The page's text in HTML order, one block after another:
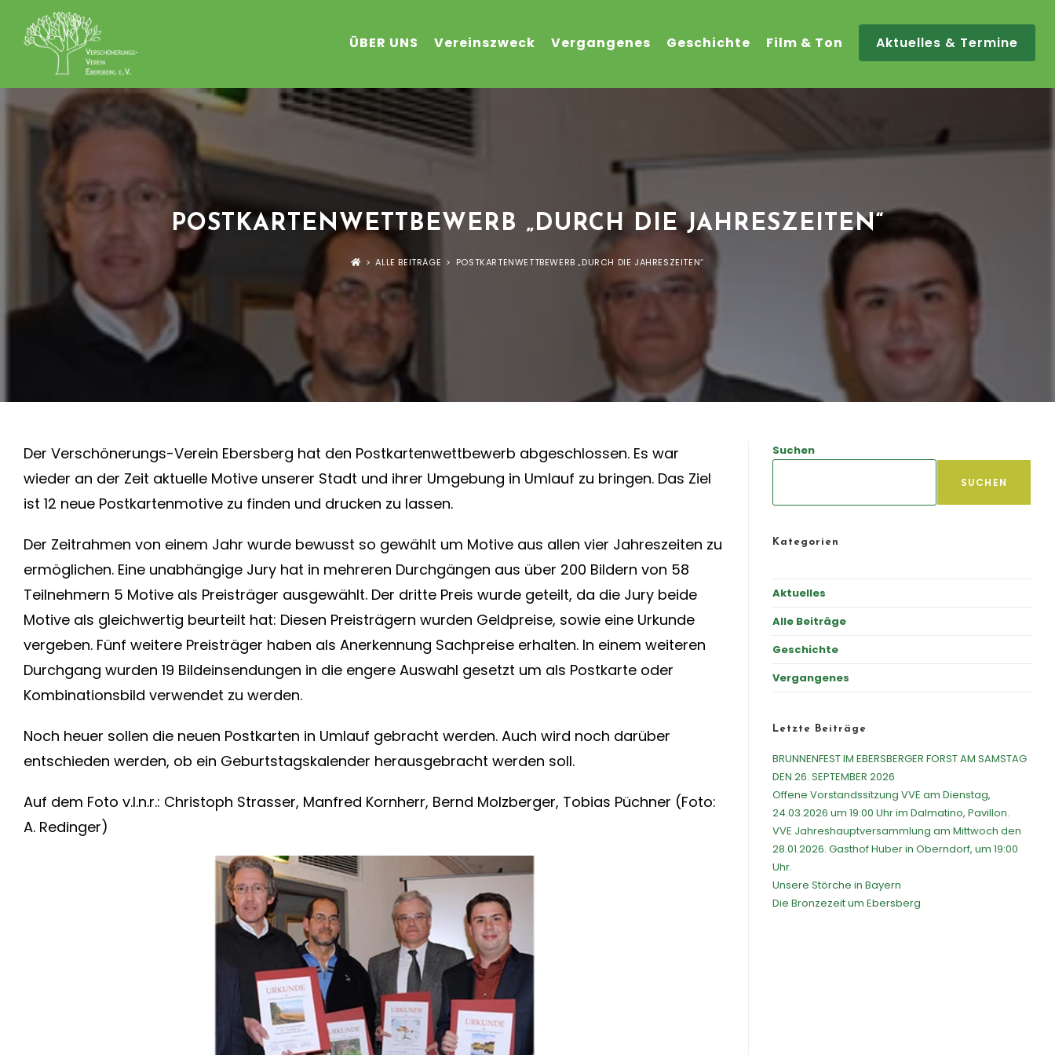
ÜBER UNS Vereinszweck Vergangenes Geschichte Film & Ton Aktuelles & Termine
POSTKARTENWETTBEWERB „DURCH DIE JAHRESZEITEN“
> ALLE BEITRÄGE > POSTKARTENWETTBEWERB „DURCH DIE JAHRESZEITEN“
Der Verschönerungs-Verein Ebersberg hat den Postkartenwettbewerb abgeschlossen. Es war
wieder an der Zeit aktuelle Motive unserer Stadt und ihrer Umgebung in Umlauf zu bringen. Das Ziel
ist 12 neue Postkartenmotive zu finden und drucken zu lassen.
Der Zeitrahmen von einem Jahr wurde bewusst so gewählt um Motive aus allen vier Jahreszeiten zu
ermöglichen. Eine unabhängige Jury hat in mehreren Durchgängen aus über 200 Bildern von 58
Teilnehmern 5 Motive als Preisträger ausgewählt. Der dritte Preis wurde geteilt, da die Jury beide
Motive als gleichwertig beurteilt hat: Diesen Preisträgern wurden Geldpreise, sowie eine Urkunde
vergeben. Fünf weitere Preisträger haben als Anerkennung Sachpreise erhalten. In einem weiteren
Durchgang wurden 19 Bildeinsendungen in die engere Auswahl gesetzt um als Postkarte oder
Kombinationsbild verwendet zu werden.
Noch heuer sollen die neuen Postkarten in Umlauf gebracht werden. Auch wird noch darüber
entschieden werden, ob ein Geburtstagskalender herausgebracht werden soll.
Auf dem Foto v.l.n.r.: Christoph Strasser, Manfred Kornherr, Bernd Molzberger, Tobias Püchner (Foto:
A. Redinger)
Suchen
SUCHEN
Kategorien
Aktuelles
Alle Beiträge
Geschichte
Vergangenes
Letzte Beiträge
BRUNNENFEST IM EBERSBERGER FORST AM SAMSTAG
DEN 26. SEPTEMBER 2026
Offene Vorstandssitzung VVE am Dienstag,
24.03.2026 um 19:00 Uhr im Dalmatino, Pavillon.
VVE Jahreshauptversammlung am Mittwoch den
28.01.2026. Gasthof Huber in Oberndorf, um 19:00
Uhr.
Unsere Störche in Bayern
Die Bronzezeit um Ebersberg